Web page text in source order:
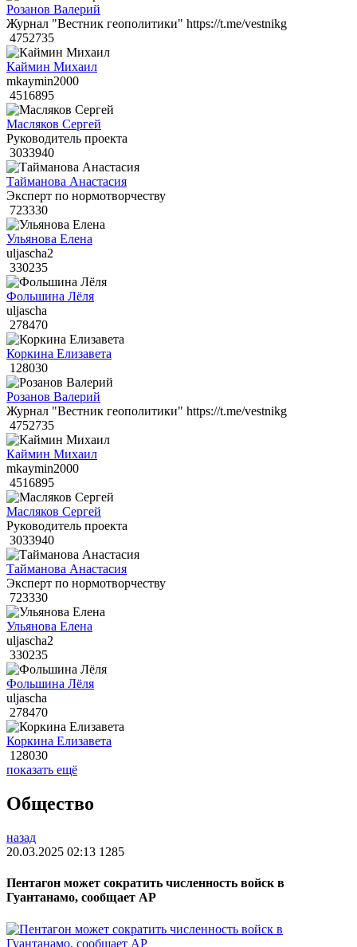
Розанов Валерий
Журнал "Вестник геополитики" https://t.me/vestnikg
4752735
Каймин Михаил
mkaymin2000
4516895
Масляков Сергей
Руководитель проекта
3033940
Тайманова Анастасия
Эксперт по нормотворчеству
723330
Ульянова Елена
uljascha2
330235
Фольшина Лёля
uljascha
278470
Коркина Елизавета
128030
Розанов Валерий
Журнал "Вестник геополитики" https://t.me/vestnikg
4752735
Каймин Михаил
mkaymin2000
4516895
Масляков Сергей
Руководитель проекта
3033940
Тайманова Анастасия
Эксперт по нормотворчеству
723330
Ульянова Елена
uljascha2
330235
Фольшина Лёля
uljascha
278470
Коркина Елизавета
128030
показать ещё
Общество
назад
20.03.2025 02:13 1285
Пентагон может сократить численность войск в
Гуантанамо, сообщает AP